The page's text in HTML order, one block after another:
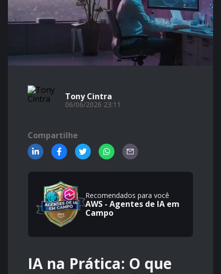
Tony Cintra
06/06/2026 23:11
Compartilhe
Recomendados para você
AWS - Agentes de IA em
Campo
IA na Prática: O que